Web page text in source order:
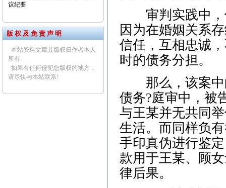
议纪要
版 权 及 免 责 声 明
本站资料文章其版权归作者本人
所有。
如果有任何侵犯您版权的地方，
请尽快与本站联系!
审判实践中，
因为在婚姻关系
信任，互相忠诚
时的债务分担。
那么，该案中
债务?庭审中，被
与王某并无共同
生活。而同样负
手印真伪进行鉴
款用于王某、顾
律后果。